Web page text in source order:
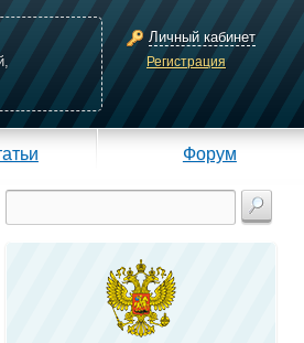
Личный кабинет
Регистрация
Форум